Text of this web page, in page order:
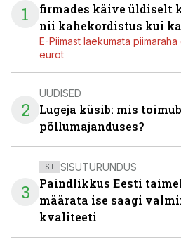
1
firmades käive üldiselt
nii kahekordistus kui
E-Piimast laekumata
eurot
2
UUDISED
Lugeja küsib: mis
põllumajanduses?
3
ST SISUTURUNDUS
Paindlikkus Eesti
määrata ise saagi
kvaliteeti